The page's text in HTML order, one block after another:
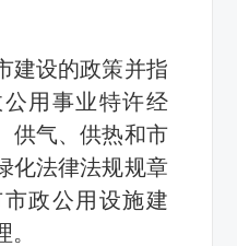
建设的政策并指
用事业特许经
供气、供热和市
化法律法规规章
政公用设施建